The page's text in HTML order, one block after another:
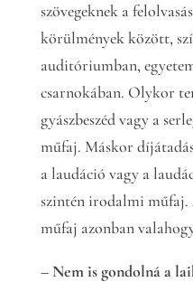
szövegeknek a
körülmények között,
auditóriumban,
csarnokában. Olykor
gyászbeszéd vagy a
műfaj. Máskor
a laudáció vagy a
szintén irodalmi műfaj.
műfaj azonban
– Nem is gondolná a